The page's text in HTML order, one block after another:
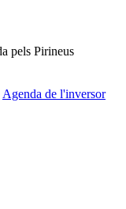
Agenda de l'inversor